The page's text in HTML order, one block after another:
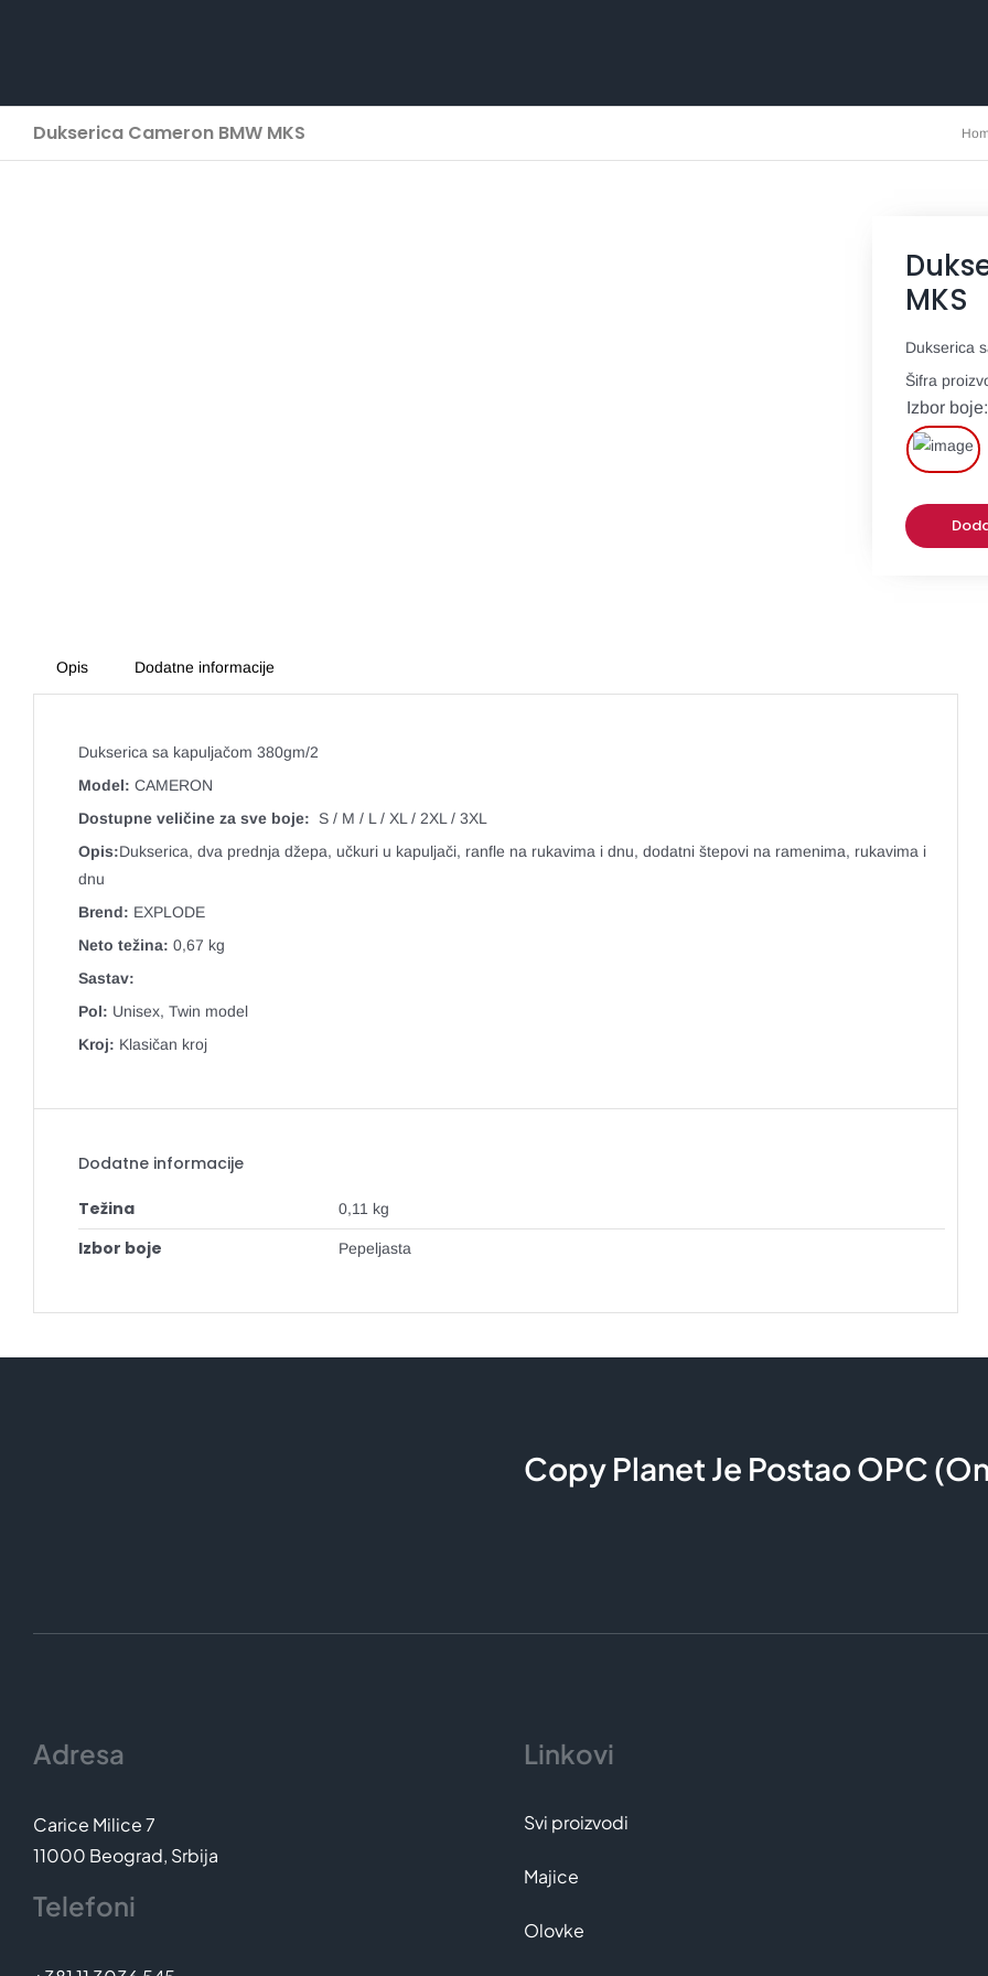
Dukserica Cameron BMW MKS
MKS
Dukserica
Šifra
Izbor
Opis Dodatne informacije
Dukserica sa kapuljačom 380gm/2
Model: CAMERON
Dostupne veličine za sve boje: S / M / L / XL / 2XL / 3XL
Opis:Dukserica, dva prednja džepa, učkuri u kapuljači, ranfle na rukavima i dnu, dodatni štepovi na ramenima, rukavima i
dnu
Brend: EXPLODE
Neto težina: 0,67 kg
Sastav:
Pol: Unisex, Twin model
Kroj: Klasičan kroj
Dodatne informacije
Težina 0,11 kg
Izbor boje Pepeljasta
Copy Planet Je Postao OPC
Adresa
Carice Milice 7
11000 Beograd, Srbija
Telefoni
Linkovi
Svi proizvodi
Majice
Olovke